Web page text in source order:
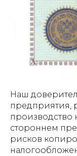
Наш
предприятия,
производство
стороннем
рисков